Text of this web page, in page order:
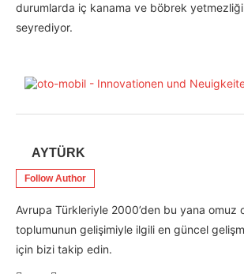
durumlarda iç kanama ve böbrek
seyrediyor.
AYTÜRK
Follow Author
Avrupa Türkleriyle 2000’den bu yana omuz
toplumunun gelişimiyle ilgili en güncel
için bizi takip edin.